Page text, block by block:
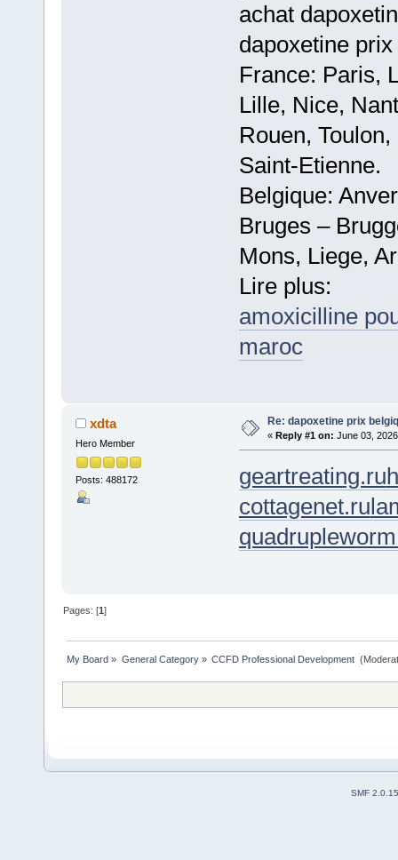
achat
dapoxetine
France: Paris,
Lille, Nice,
Rouen,
Saint-Etienne.
Belgique:
Bruges –
Mons, Liege,
Lire plus:
amoxicilline
maroc
xdta
Hero Member
Posts: 488172
Re: dapoxetine prix
« Reply #1 on: June 03,
geartreating.ru
cottagenet.ru
Pages: [1]
My Board » General Category» CCFD Professional Development
SMF 2.0.15